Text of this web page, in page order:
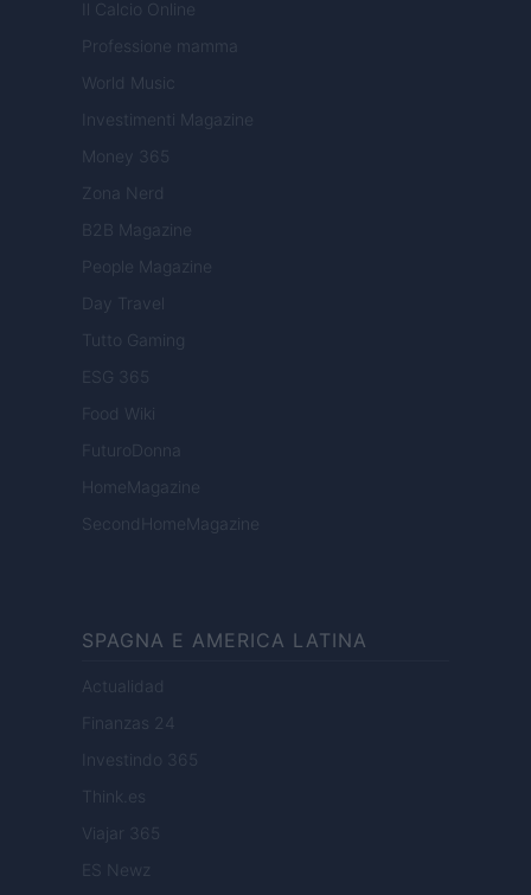
Il Calcio Online
Professione mamma
World Music
Investimenti Magazine
Money 365
Zona Nerd
B2B Magazine
People Magazine
Day Travel
Tutto Gaming
ESG 365
Food Wiki
FuturoDonna
HomeMagazine
SecondHomeMagazine
SPAGNA E AMERICA LATINA
Actualidad
Finanzas 24
Investindo 365
Think.es
Viajar 365
ES Newz